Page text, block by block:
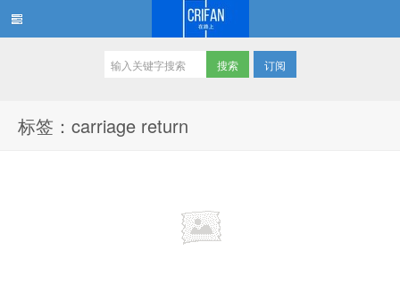
订阅
标签：carriage return